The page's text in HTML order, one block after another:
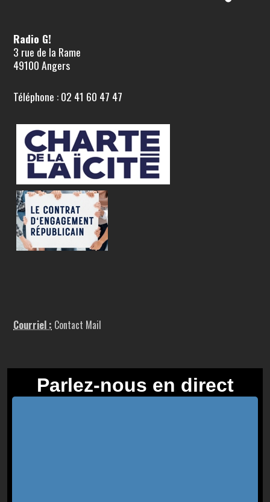
Radio G!
3 rue de la Rame
49100 Angers
Téléphone : 02 41 60 47 47
Courriel : Contact Mail